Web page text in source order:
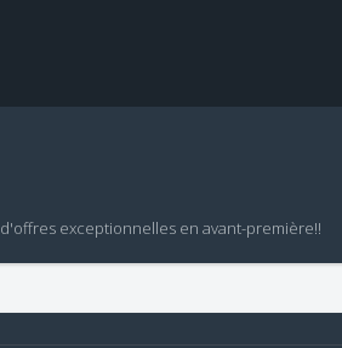
exceptionnelles en avant-première!!